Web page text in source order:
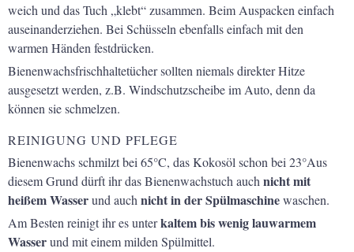
weich und das Tuch „klebt“ zusammen. Beim Auspacken einfach
auseinanderziehen. Bei Schüsseln ebenfalls einfach mit den
warmen Händen festdrücken.
Bienenwachsfrischhaltetücher sollten niemals direkter Hitze
ausgesetzt werden, z.B. Windschutzscheibe im Auto, denn da
können sie schmelzen.
REINIGUNG UND PFLEGE
Bienenwachs schmilzt bei 65°C, das Kokosöl schon bei 23°Aus
diesem Grund dürft ihr das Bienenwachstuch auchnicht mit
heißem Wasserund auchnicht in der Spülmaschinewaschen.
Am Besten reinigt ihr es unterkaltem bis wenig lauwarmem
Wasserund mit einem milden Spülmittel.